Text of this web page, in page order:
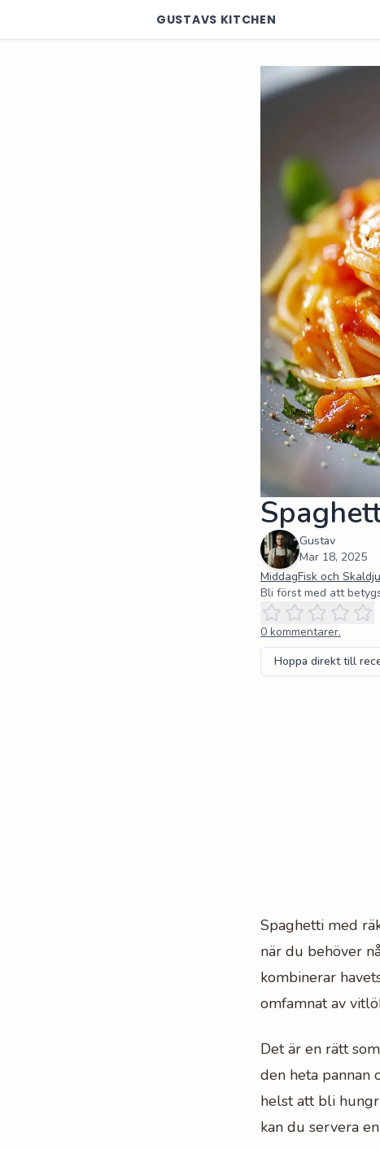
GUSTAVS KITCHEN
Gustav
Mar 18, 2025
MiddagFisk och
Bli först med att
0 kommentarer.
Hoppa direkt till
Spaghetti med
när du behöver
kombinerar
omfamnat av
Det är en rätt
den heta pannan
helst att bli
kan du servera